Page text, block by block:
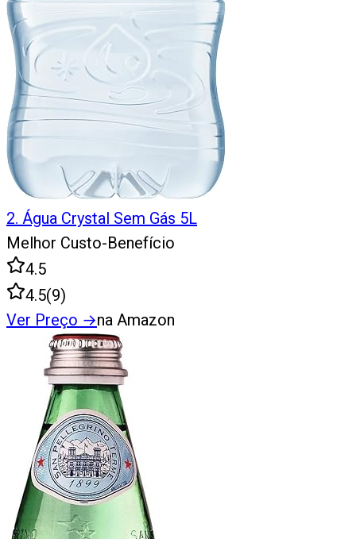
2. Água Crystal Sem Gás 5L
Melhor Custo-Benefício
4.5
4.5(9)
Ver Preço →na Amazon